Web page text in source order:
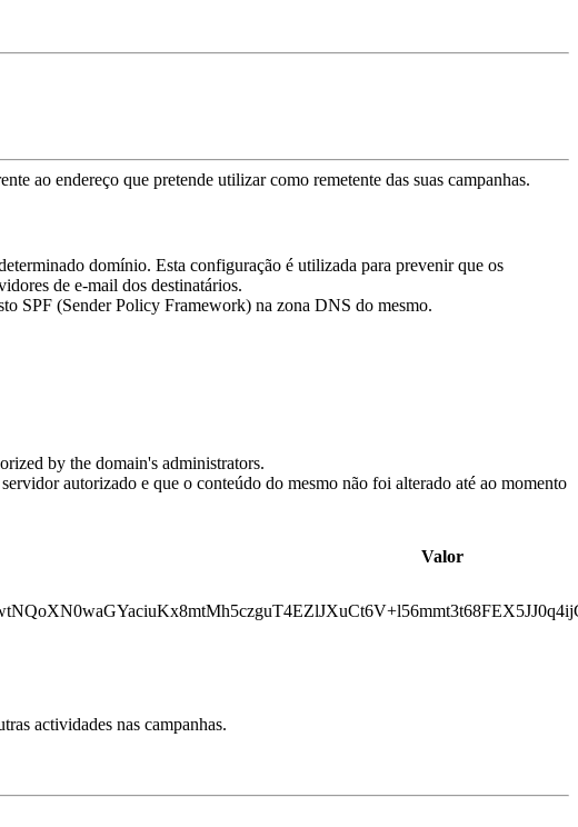
ao endereço que pretende utilizar como remetente das suas campanhas.
domínio. Esta configuração é utilizada para prevenir que os
de e-mail dos destinatários.
SPF (Sender Policy Framework) na zona DNS do mesmo.
by the domain's administrators.
autorizado e que o conteúdo do mesmo não foi alterado até ao momento
Valor
actividades nas campanhas.